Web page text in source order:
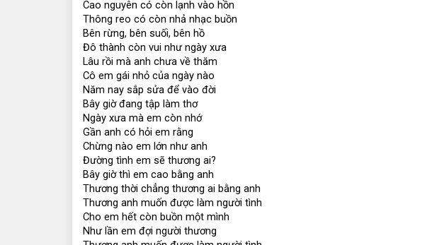
Cao nguyên có còn lạnh vào hồn
Thông reo có còn nhả nhạc buồn
Bên rừng, bên suối, bên hồ
Đô thành còn vui như ngày xưa
Lâu rồi mà anh chưa về thăm
Cô em gái nhỏ của ngày nào
Năm nay sắp sửa để vào đời
Bây giờ đang tập làm thơ
Ngày xưa mà em còn nhớ
Gần anh có hỏi em rằng
Chừng nào em lớn như anh
Đường tình em sẽ thương ai?
Bây giờ thì em cao bằng anh
Thương thời chẳng thương ai bằng anh
Thương anh muốn được làm người tình
Cho em hết còn buồn một mình
Như lần em đợi người thương